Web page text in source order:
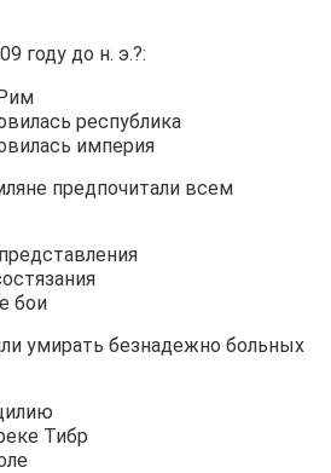
году до н. э.?:
республика
империя
предпочитали всем
бои
умирать безнадежно больных
Тибр